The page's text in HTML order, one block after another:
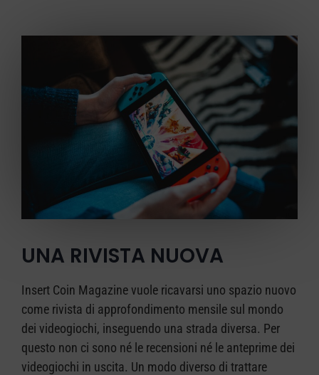
UNA RIVISTA NUOVA
Insert Coin Magazine vuole ricavarsi uno spazio nuovo
come rivista di approfondimento mensile sul mondo
dei videogiochi, inseguendo una strada diversa. Per
questo non ci sono né le recensioni né le anteprime dei
videogiochi in uscita. Un modo diverso di trattare